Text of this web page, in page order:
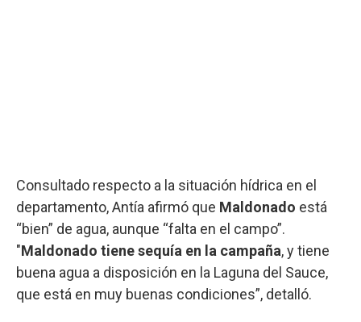
Consultado respecto a la situación hídrica en el
departamento, Antía afirmó que Maldonado está
“bien” de agua, aunque “falta en el campo”.
"Maldonado tiene sequía en la campaña, y tiene
buena agua a disposición en la Laguna del Sauce,
que está en muy buenas condiciones”, detalló.